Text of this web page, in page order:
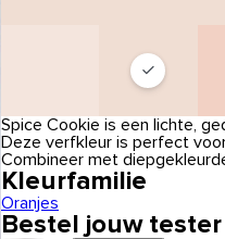
Spice Cookie is een lichte,
Deze verfkleur is perfect
Combineer met
Kleurfamilie
Oranjes
Bestel jouw tester